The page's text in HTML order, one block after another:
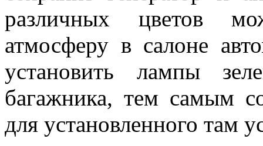
различных цветов
атмосферу в салоне
установить лампы
багажника, тем самым
для установленного там